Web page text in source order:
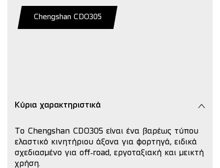
Chengshan CDO305
Κύρια χαρακτηριστικά
Το Chengshan CDO305 είναι ένα βαρέως τύπου
ελαστικό κινητήριου άξονα για φορτηγά, ειδικά
σχεδιασμένο για off‑road, εργοταξιακή και μεικτή
χρήση.